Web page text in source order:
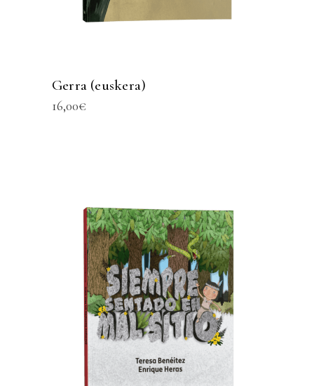
Gerra (euskera)
16,00€